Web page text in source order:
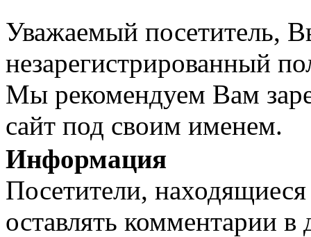
Уважаемый посетитель,
незарегистрированный
Мы рекомендуем Вам
сайт под своим именем.
Информация
Посетители,
оставлять комментарии в